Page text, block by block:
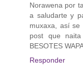
Norawena por
a saludarte y
muxaxa, así
post que
BESOTES
Responder